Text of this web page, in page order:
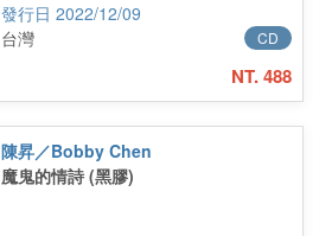
2022/12/09
CD
台灣
NT. 488
陳昇／Bobby Chen
魔鬼的情詩 (黑膠)